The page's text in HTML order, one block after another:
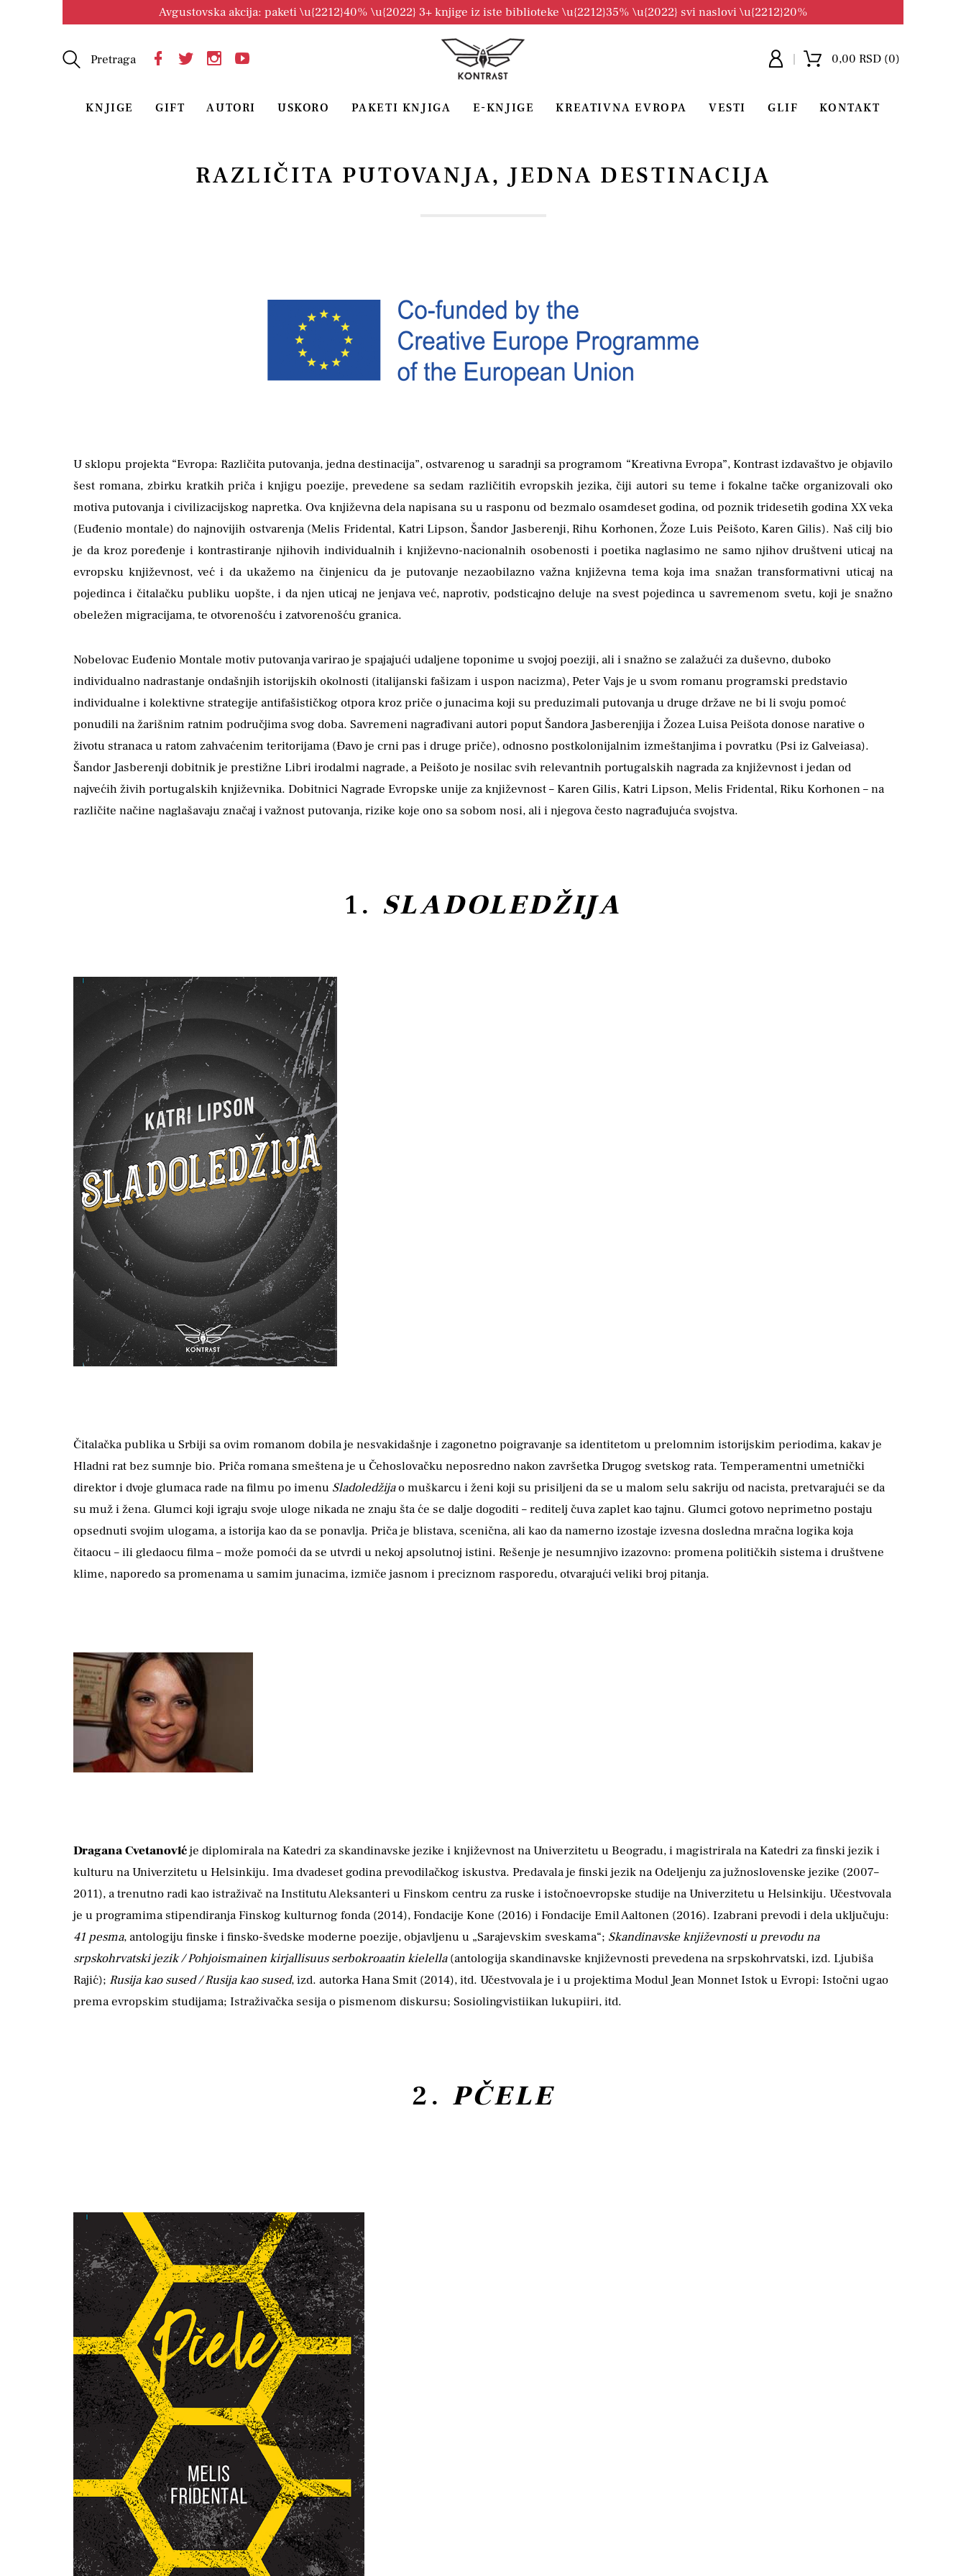
Avgustovska akcija: paketi \u{2212}40% \u{2022} 3+ knjige iz iste biblioteke \u{2212}35% \u{2022} svi naslovi \u{2212}20%
Pretraga 0,00 RSD (0)
KNJIGE GIFT AUTORI USKORO PAKETI KNJIGA E-KNJIGE KREATIVNA EVROPA VESTI GLIF KONTAKT
RAZLIČITA PUTOVANJA, JEDNA DESTINACIJA
U sklopu projekta “Evropa: Različita putovanja, jedna destinacija”, ostvarenog u saradnji sa programom “Kreativna Evropa”, Kontrast izdavaštvo je objavilo
šest romana, zbirku kratkih priča i knjigu poezije, prevedene sa sedam različitih evropskih jezika, čiji autori su teme i fokalne tačke organizovali oko
motiva putovanja i civilizacijskog napretka. Ova književna dela napisana su u rasponu od bezmalo osamdeset godina, od poznik tridesetih godina XX veka
(Euđenio montale) do najnovijih ostvarenja (Melis Fridental, Katri Lipson, Šandor Jasberenji, Rihu Korhonen, Žoze Luis Peišoto, Karen Gilis). Naš cilj bio
je da kroz poređenje i kontrastiranje njihovih individualnih i književno-nacionalnih osobenosti i poetika naglasimo ne samo njihov društveni uticaj na
evropsku književnost, već i da ukažemo na činjenicu da je putovanje nezaobilazno važna književna tema koja ima snažan transformativni uticaj na
pojedinca i čitalačku publiku uopšte, i da njen uticaj ne jenjava već, naprotiv, podsticajno deluje na svest pojedinca u savremenom svetu, koji je snažno
obeležen migracijama, te otvorenošću i zatvorenošću granica.
Nobelovac Euđenio Montale motiv putovanja varirao je spajajući udaljene toponime u svojoj poeziji, ali i snažno se zalažući za duševno, duboko
individualno nadrastanje ondašnjih istorijskih okolnosti (italijanski fašizam i uspon nacizma), Peter Vajs je u svom romanu programski predstavio
individualne i kolektivne strategije antifašističkog otpora kroz priče o junacima koji su preduzimali putovanja u druge države ne bi li svoju pomoć
ponudili na žarišnim ratnim područjima svog doba. Savremeni nagrađivani autori poput Šandora Jasberenjija i Žozea Luisa Peišota donose narative o
životu stranaca u ratom zahvaćenim teritorijama (Đavo je crni pas i druge priče), odnosno postkolonijalnim izmeštanjima i povratku (Psi iz Galveiasa).
Šandor Jasberenji dobitnik je prestižne Libri irodalmi nagrade, a Peišoto je nosilac svih relevantnih portugalskih nagrada za književnost i jedan od
najvećih živih portugalskih književnika. Dobitnici Nagrade Evropske unije za književnost – Karen Gilis, Katri Lipson, Melis Fridental, Riku Korhonen – na
različite načine naglašavaju značaj i važnost putovanja, rizike koje ono sa sobom nosi, ali i njegova često nagrađujuća svojstva.
1. SLADOLEDŽIJA
Čitalačka publika u Srbiji sa ovim romanom dobila je nesvakidašnje i zagonetno poigravanje sa identitetom u prelomnim istorijskim periodima, kakav je
Hladni rat bez sumnje bio. Priča romana smeštena je u Čehoslovačku neposredno nakon završetka Drugog svetskog rata. Temperamentni umetnički
direktor i dvoje glumaca rade na filmu po imenu Sladoledžijao muškarcu i ženi koji su prisiljeni da se u malom selu sakriju od nacista, pretvarajući se da
su muž i žena. Glumci koji igraju svoje uloge nikada ne znaju šta će se dalje dogoditi – reditelj čuva zaplet kao tajnu. Glumci gotovo neprimetno postaju
opsednuti svojim ulogama, a istorija kao da se ponavlja. Priča je blistava, scenična, ali kao da namerno izostaje izvesna dosledna mračna logika koja
čitaocu – ili gledaocu filma – može pomoći da se utvrdi u nekoj apsolutnoj istini. Rešenje je nesumnjivo izazovno: promena političkih sistema i društvene
klime, naporedo sa promenama u samim junacima, izmiče jasnom i preciznom rasporedu, otvarajući veliki broj pitanja.
Dragana Cvetanovićje diplomirala na Katedri za skandinavske jezike i književnost na Univerzitetu u Beogradu, i magistri­rala na Katedri za finski jezik i
kulturu na Univerzitetu u Hel­sinkiju. Ima dvadeset godina prevodilačkog iskustva. Predavala je finski jezik na Odeljenju za južnoslovenske jezike (2007–
2011), a trenutno radi kao istraživač na Institutu Aleksanteri u Finskom centru za ruske i istočnoevropske studije na Univerzitetu u Helsinkiju. Učestvovala
je u programima stipendiranja Finskog kulturnog fonda (2014), Fondacije Kone (2016) i Fondacije Emil Aaltonen (2016). Izabrani prevodi i dela uključuju:
41 pesma, antologiju finske i finsko-švedske moderne poezije, objavljenu u „Sarajevskim sveskama“; Skandinavske književnosti u prevodu na
srpskohrvatski jezik / Pohjoismainen kirjallisuus serbokroaa­tin kielella(antologija skandinavske književnosti prevedena na srpskohrvatski, izd. Ljubiša
Rajić); Rusija kao sused / Rusija kao sused, izd. autorka Hana Smit (2014), itd. Učestvovala je i u pro­jektima Modul Jean Monnet Istok u Evropi: Istočni ugao
prema evropskim studijama; Istraživačka sesija o pismenom diskursu; Sosiolingvistiikan lukupiiri, itd.
2. PČELE